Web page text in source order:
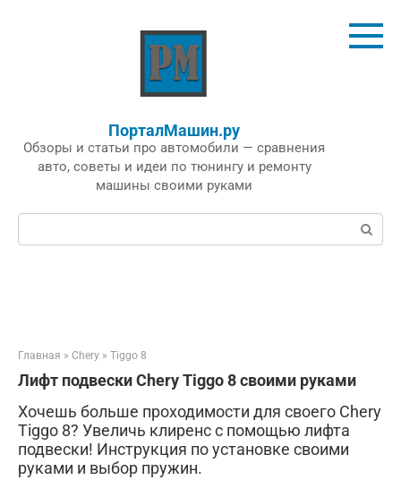
ПорталМашин.ру
Обзоры и статьи про автомобили — сравнения
авто, советы и идеи по тюнингу и ремонту
машины своими руками
Поиск:
Главная » Chery » Tiggo 8
Лифт подвески Chery Tiggo 8 своими руками
Хочешь больше проходимости для своего Chery
Tiggo 8? Увеличь клиренс с помощью лифта
подвески! Инструкция по установке своими
руками и выбор пружин.